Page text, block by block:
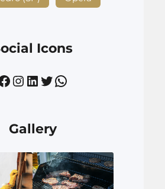
Icons
Instagram LinkedIn Twitter WhatsApp
Gallery